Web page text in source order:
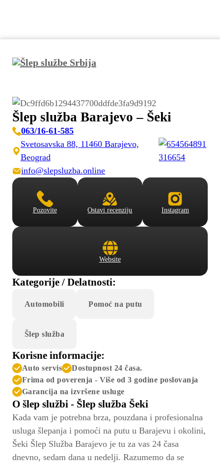
Šlep služba Barajevo – Šeki
063/16-61-585
Svetosavska 88, 11460 Barajevo,
Beograd
info@slepsluzba.online
Pozovite Ostavi recenziju Instagram
Website
Kategorije / Delatnosti:
Automobili Pomoć na putu
Šlep služba
Korisne informacije:
Auto servis
Dostupnost 24 časa.
Frima od poverenja - Više od 3 godine poslovanja
Garancija na izvršene usluge
O šlep službi - Šlep služba Šeki
Kada vam je potrebna brza, pouzdana i profesionalna
usluga šlepanja i pomoći na putu u Barajevu i okolini,
Šeki Šlep Služba Barajevo je tu za vas 24 časa
dnevno, sedam dana u nedelji. Razumemo da se